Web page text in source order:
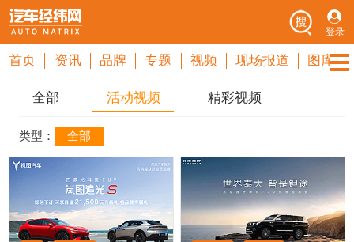
登录
首页 资讯 品牌 专题 视频 现场报道 图库
全部 活动视频 精彩视频
类型： 全部